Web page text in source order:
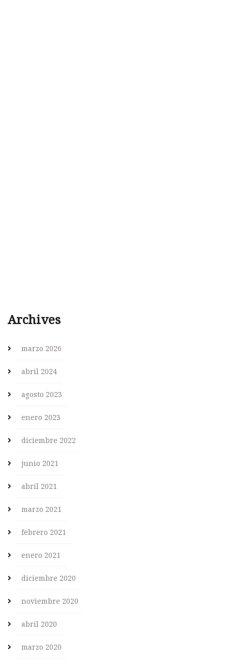
Archives
marzo 2026
abril 2024
agosto 2023
enero 2023
diciembre 2022
junio 2021
abril 2021
marzo 2021
febrero 2021
enero 2021
diciembre 2020
noviembre 2020
abril 2020
marzo 2020